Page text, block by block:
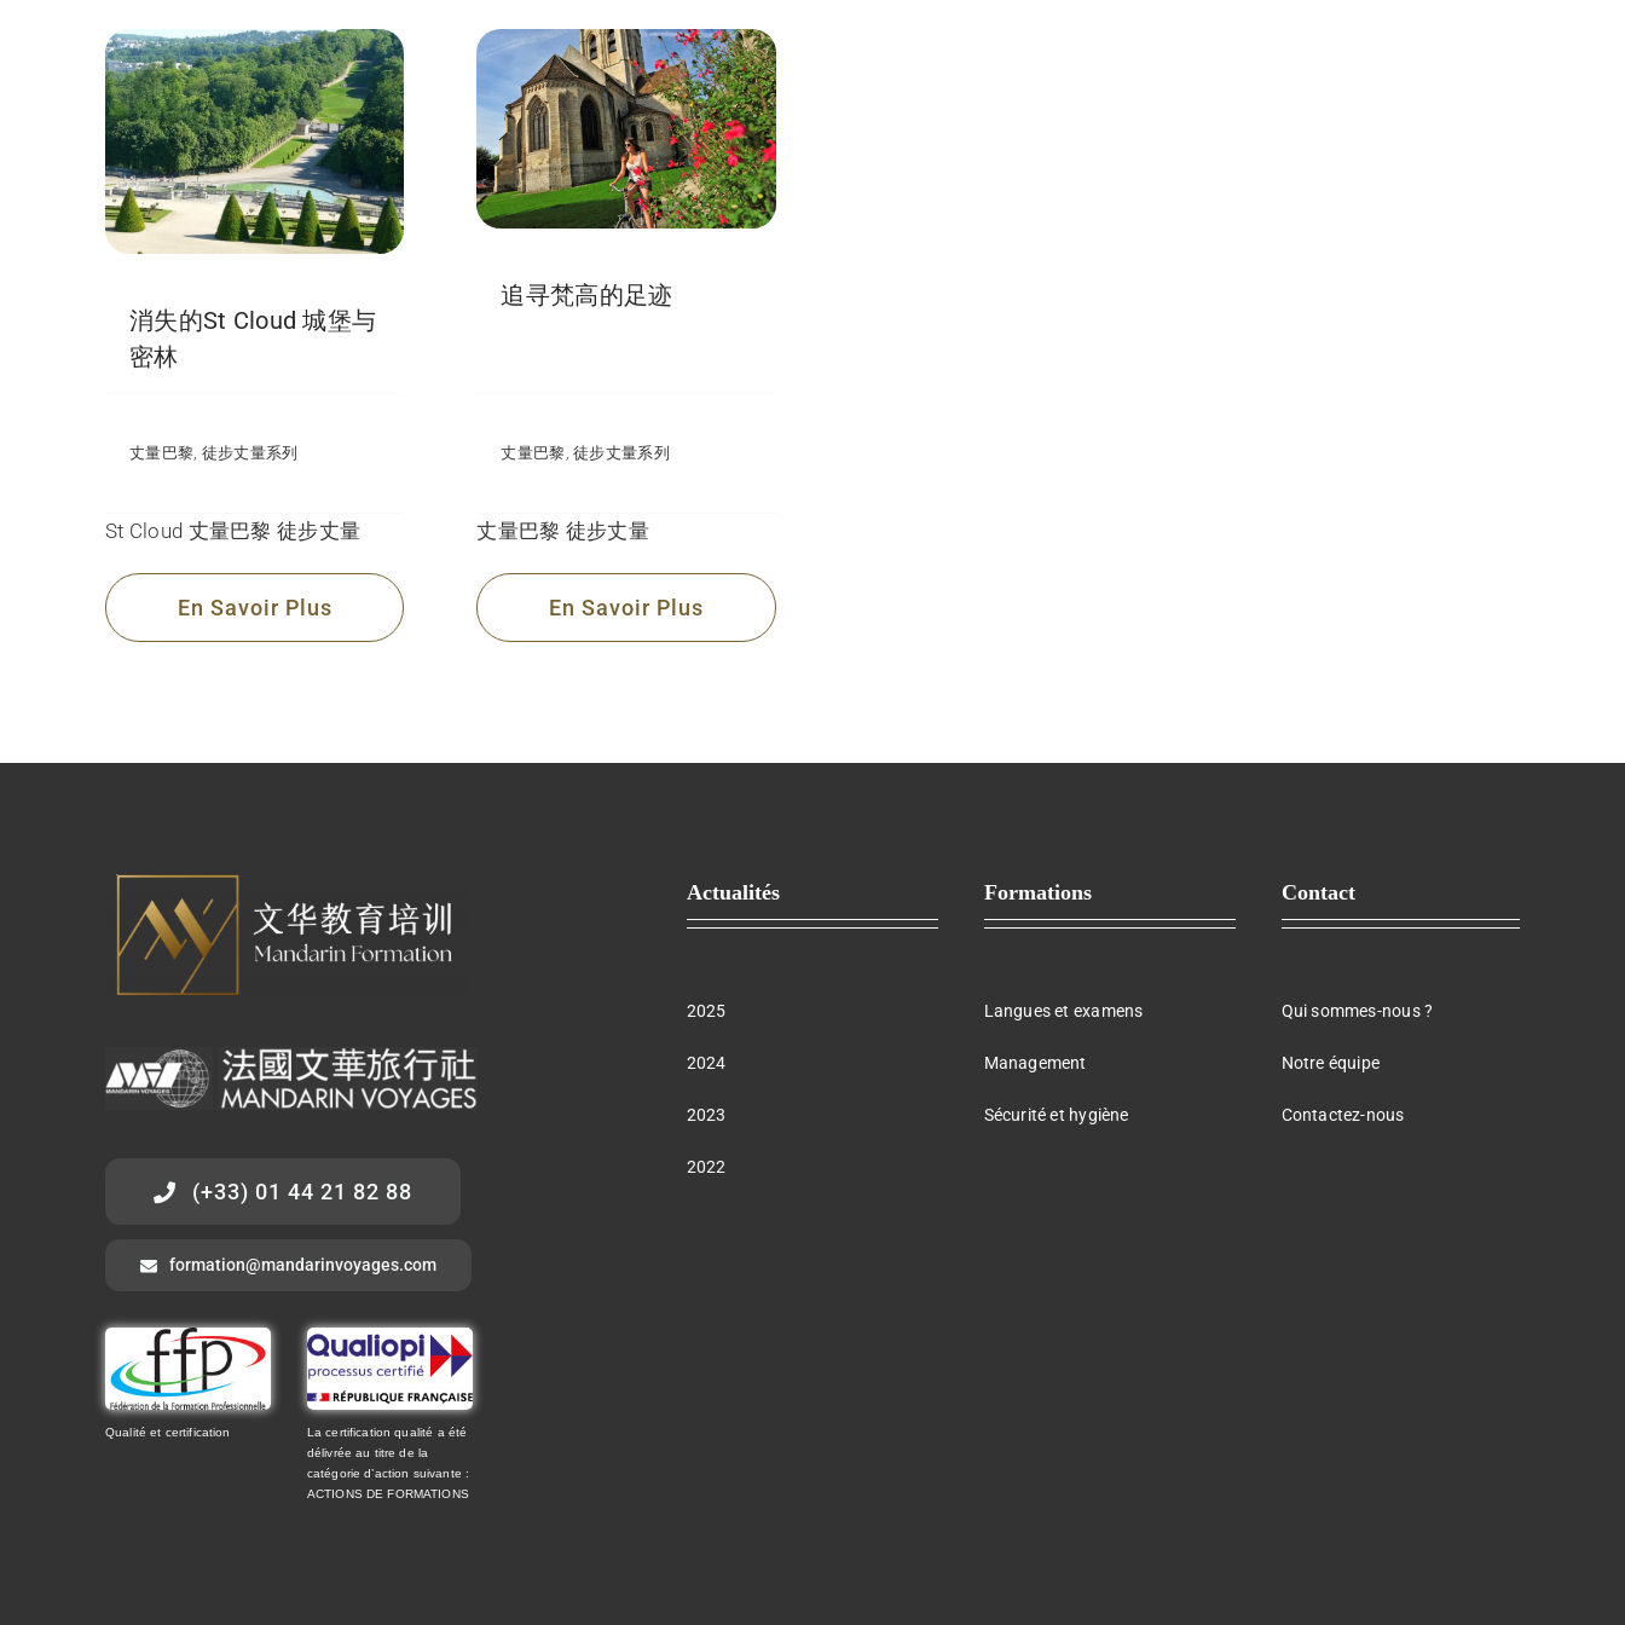
消失的St Cloud 城堡与
密林
丈量巴黎 徒步丈量系列
St Cloud 丈量巴黎 徒步丈量
En Savoir Plus
追寻梵高的足迹
丈量巴黎 ,徒步丈量系列
丈量巴黎 徒步丈量
En Savoir Plus
(+33) 01 44 21 82 88
formation@mandarinvoyages.com
Qualité et certification
La certification qualité a été
délivrée au titre de la
catégorie d’action suivante :
ACTIONS DE FORMATIONS
Actualités
2025
2024
2023
2022
Formations
Langues et examens
Management
Sécurité et hygiène
Contact
Qui sommes-nous ?
Notre équipe
Contactez-nous